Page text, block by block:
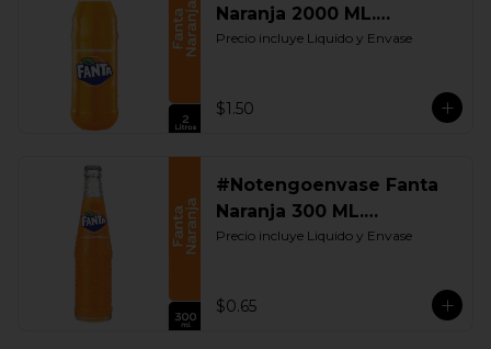
Naranja 2000 ML.
Retornable
Precio incluye Liquido y Envase
$1.50
#Notengoenvase Fanta
Naranja 300 ML.
Retornable
Precio incluye Liquido y Envase
$0.65